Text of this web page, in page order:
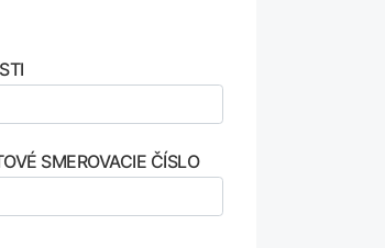
SMEROVACIE ČÍSLO